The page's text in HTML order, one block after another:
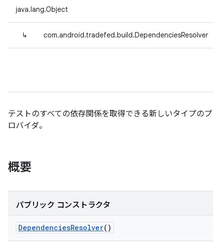
java.lang.Object
↳ com.android.tradefed.build.DependenciesResolver
テストのすべての依存関係を取得できる新しいタイプのプ
ロバイダ。
概要
パブリック コンストラクタ
DependenciesResolver()